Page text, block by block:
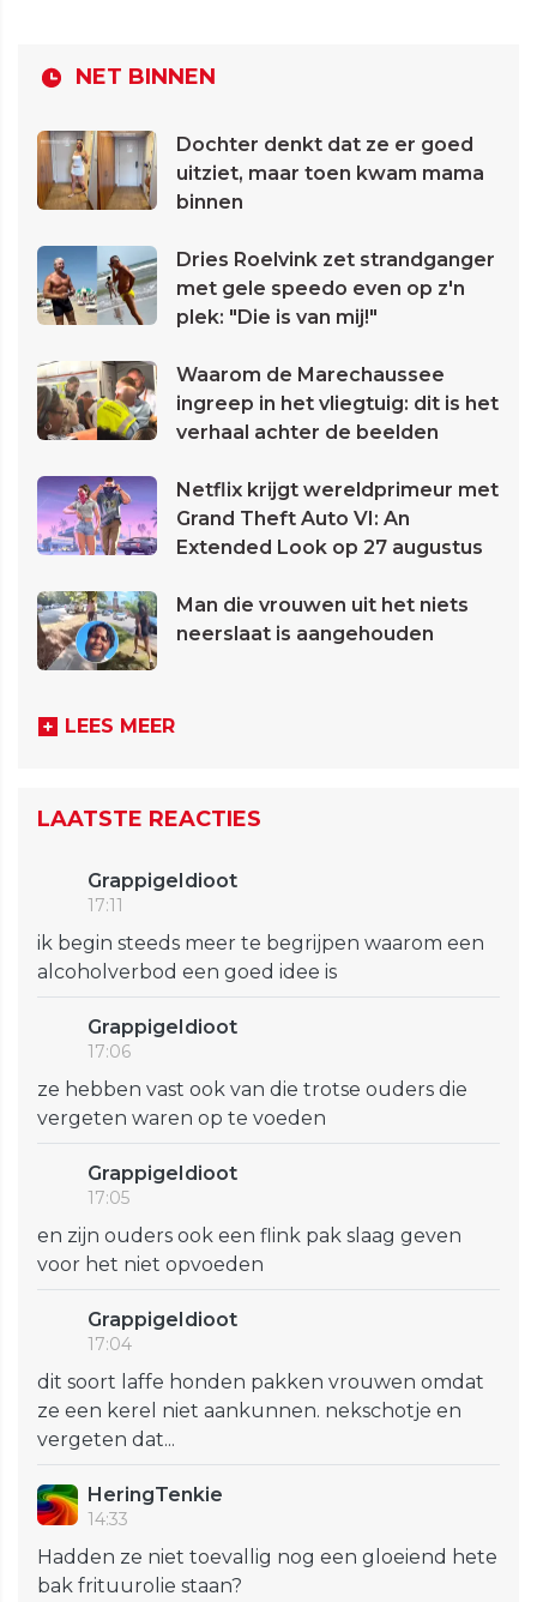
NET BINNEN
Dochter denkt dat ze er goed
uitziet, maar toen kwam mama
binnen
Dries Roelvink zet strandganger
met gele speedo even op z'n
plek: "Die is van mij!"
Waarom de Marechaussee
ingreep in het vliegtuig: dit is het
verhaal achter de beelden
Netflix krijgt wereldprimeur met
Grand Theft Auto VI: An
Extended Look op 27 augustus
Man die vrouwen uit het niets
neerslaat is aangehouden
LEES MEER
LAATSTE REACTIES
GrappigeIdioot
17:11
ik begin steeds meer te begrijpen waarom een
alcoholverbod een goed idee is
GrappigeIdioot
17:06
ze hebben vast ook van die trotse ouders die
vergeten waren op te voeden
GrappigeIdioot
17:05
en zijn ouders ook een flink pak slaag geven
voor het niet opvoeden
GrappigeIdioot
17:04
dit soort laffe honden pakken vrouwen omdat
ze een kerel niet aankunnen. nekschotje en
vergeten dat...
HeringTenkie
14:33
Hadden ze niet toevallig nog een gloeiend hete
bak frituurolie staan?